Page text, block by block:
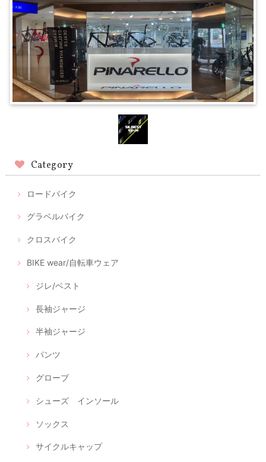
Category
ロードバイク
グラベルバイク
クロスバイク
BIKE wear/自転車ウェア
ジレ/ベスト
長袖ジャージ
半袖ジャージ
パンツ
グローブ
シューズ インソール
ソックス
サイクルキャップ